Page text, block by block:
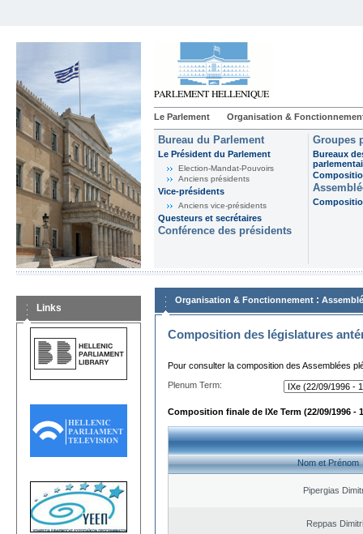
Le Parlement Organisation &
Bureau du Parlement
Le Président du Parlement
Election-Mandat-Pouvoirs
Anciens présidents
Vice-présidents
Anciens vice-présidents
Questeurs et secrétaires
Conférence des présidents
Groupes
Bureaux
Links
Organisation & Fonctionnement :
Composition des législatures
Pour consulter la composition des Assemblées
Plenum Term:
Composition finale de IXe Term (22/09/1996 -
Nom et Prénom
Pipergias
Reppas